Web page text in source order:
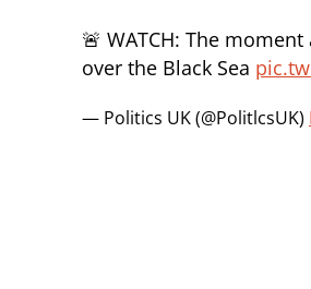
🚨 WATCH: The
over the Black Sea
— Politics UK (@PolitlcsUK)